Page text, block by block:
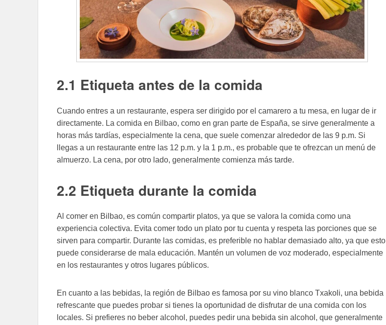
2.1 Etiqueta antes de la comida
Cuando entres a un restaurante, espera ser dirigido por el camarero a tu mesa, en lugar de ir
directamente. La comida en Bilbao, como en gran parte de España, se sirve generalmente a
horas más tardías, especialmente la cena, que suele comenzar alrededor de las 9 p.m. Si
llegas a un restaurante entre las 12 p.m. y la 1 p.m., es probable que te ofrezcan un menú de
almuerzo. La cena, por otro lado, generalmente comienza más tarde.
2.2 Etiqueta durante la comida
Al comer en Bilbao, es común compartir platos, ya que se valora la comida como una
experiencia colectiva. Evita comer todo un plato por tu cuenta y respeta las porciones que se
sirven para compartir. Durante las comidas, es preferible no hablar demasiado alto, ya que esto
puede considerarse de mala educación. Mantén un volumen de voz moderado, especialmente
en los restaurantes y otros lugares públicos.
En cuanto a las bebidas, la región de Bilbao es famosa por su vino blanco Txakoli, una bebida
refrescante que puedes probar si tienes la oportunidad de disfrutar de una comida con los
locales. Si prefieres no beber alcohol, puedes pedir una bebida sin alcohol, que generalmente